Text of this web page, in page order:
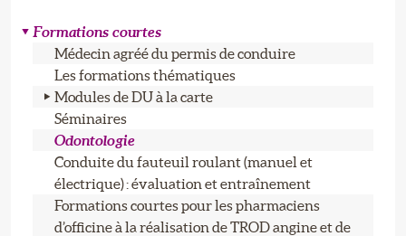
Aide / Créer un compte
Professions de santé
Formations courtes
Médecin agréé du permis de conduire
Les formations thématiques
Modules de DU à la carte
Séminaires
Odontologie
Conduite du fauteuil roulant (manuel et
électrique) : évaluation et entraînement
Formations courtes pour les pharmaciens
d’officine à la réalisation de TROD angine et de